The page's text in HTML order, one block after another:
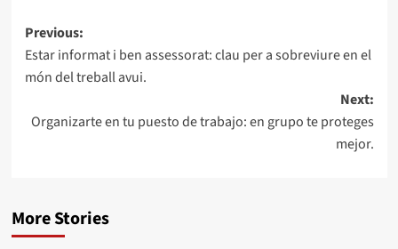
Previous:
Estar informat i ben assessorat: clau per a sobreviure en el
món del treball avui.
Next:
Organizarte en tu puesto de trabajo: en grupo te proteges
mejor.
More Stories